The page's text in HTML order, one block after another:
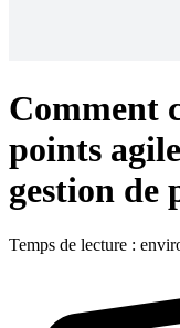
Comment
points
gestion de
Temps de lecture :